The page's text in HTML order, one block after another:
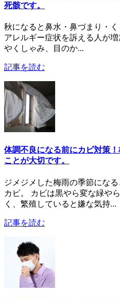
死骸です。
秋になると鼻水・鼻づまり・
アレルギー症状を訴える人が
やくしゃみ、目のか...
記事を読む
体調不良になる前にカビ対策
ことが大切です。
ジメジメした梅雨の季節にな
カビ。 カビは黒やら変な緑や
く、繁殖していると嫌な気持...
記事を読む